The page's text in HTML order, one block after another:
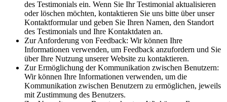
des Testimonials ein. Wenn Sie Ihr Testimonial aktualisieren
oder löschen möchten, kontaktieren Sie uns bitte über unser
Kontaktformular und geben Sie Ihren Namen, den Standort
des Testimonials und Ihre Kontaktdaten an.
Zur Anforderung von Feedback: Wir können Ihre
Informationen verwenden, um Feedback anzufordern und Sie
über Ihre Nutzung unserer Website zu kontaktieren.
Zur Ermöglichung der Kommunikation zwischen Benutzern:
Wir können Ihre Informationen verwenden, um die
Kommunikation zwischen Benutzern zu ermöglichen, jeweils
mit Zustimmung des Benutzers.